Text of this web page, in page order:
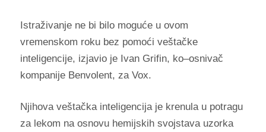
Istraživanje ne bi bilo moguće u ovom
vremenskom roku bez pomoći veštačke
inteligencije, izjavio je Ivan Grifin, ko–osnivač
kompanije Benvolent, za Vox.
Njihova veštačka inteligencija je krenula u potragu
za lekom na osnovu hemijskih svojstava uzorka